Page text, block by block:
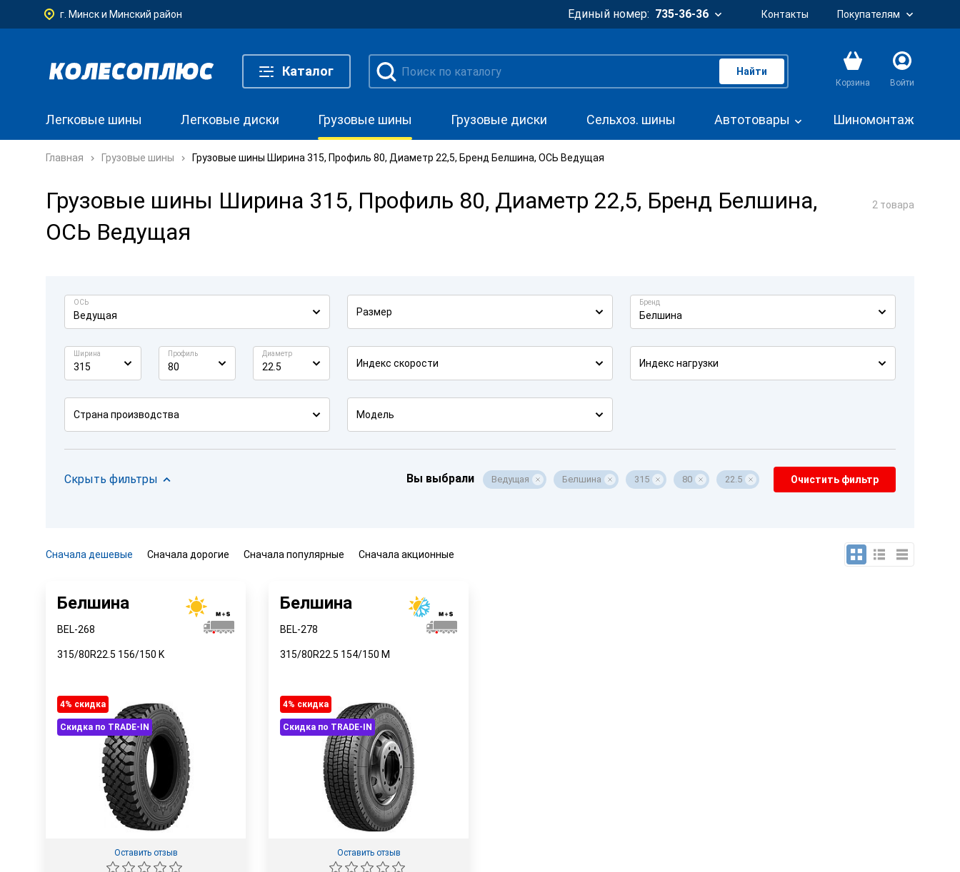
г. Минск и Минский район Единый номер: 735-36-36 Контакты Покупателям
Каталог Найти
Корзина Войти
Легковые шины Легковые диски Грузовые шины Грузовые диски Сельхоз. шины Автотовары Шиномонтаж
Главная Грузовые шины Грузовые шины Ширина 315, Профиль 80, Диаметр 22,5, Бренд Белшина, ОСЬ Ведущая
Грузовые шины Ширина 315, Профиль 80, Диаметр 22,5, Бренд Белшина,
ОСЬ Ведущая
2 товара
ОСЬ
Ведущая Размер
Бренд
Белшина
Ширина
315
Профиль
80
Диаметр
22.5 Индекс скорости Индекс нагрузки
Страна производства Модель
Скрыть фильтры Вы выбрали Ведущая Белшина 315 80 22.5 Очистить фильтр
Сначала дешевые Сначала дорогие Сначала популярные Сначала акционные
Белшина
BEL-268
315/80R22.5 156/150 K
4% cкидка
Скидка по TRADE-IN
Оставить отзыв
Белшина
BEL-278
315/80R22.5 154/150 M
4% cкидка
Скидка по TRADE-IN
Оставить отзыв